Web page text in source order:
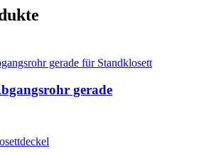
gerade